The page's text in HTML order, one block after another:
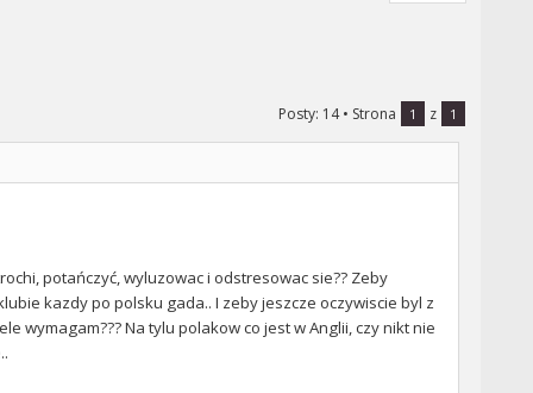
Posty: 14 • Strona 1 z 1
potańczyć, wyluzowac i odstresowac sie?? Zeby
kazdy po polsku gada.. I zeby jeszcze oczywiscie byl z
wymagam??? Na tylu polakow co jest w Anglii, czy nikt nie